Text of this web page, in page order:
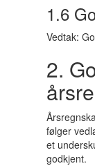
1.6
Vedtak:
2.
følger
et
godkjent.